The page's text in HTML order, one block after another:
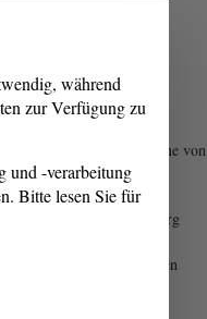
Than Duy Anh Bui ist eine von
zwölf Personen, die beim
Einbürgerungsfest am
Wochenende in Magdeburg
Staatsbürgerschaft erhalten
während
zur Verfügung zu
und -verarbeitung
Bitte lesen Sie für